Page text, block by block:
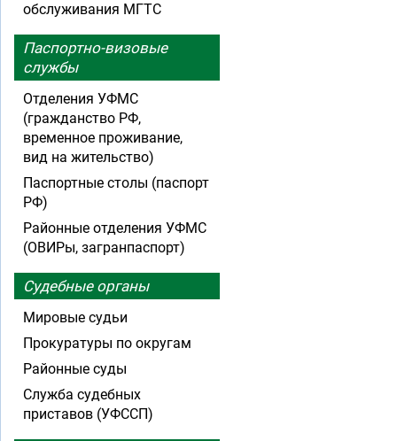
обслуживания МГТС
Паспортно-визовые
службы
Отделения УФМС
(гражданство РФ,
временное проживание,
вид на жительство)
Паспортные столы (паспорт
РФ)
Районные отделения УФМС
(ОВИРы, загранпаспорт)
Судебные органы
Мировые судьи
Прокуратуры по округам
Районные суды
Служба судебных
приставов (УФССП)